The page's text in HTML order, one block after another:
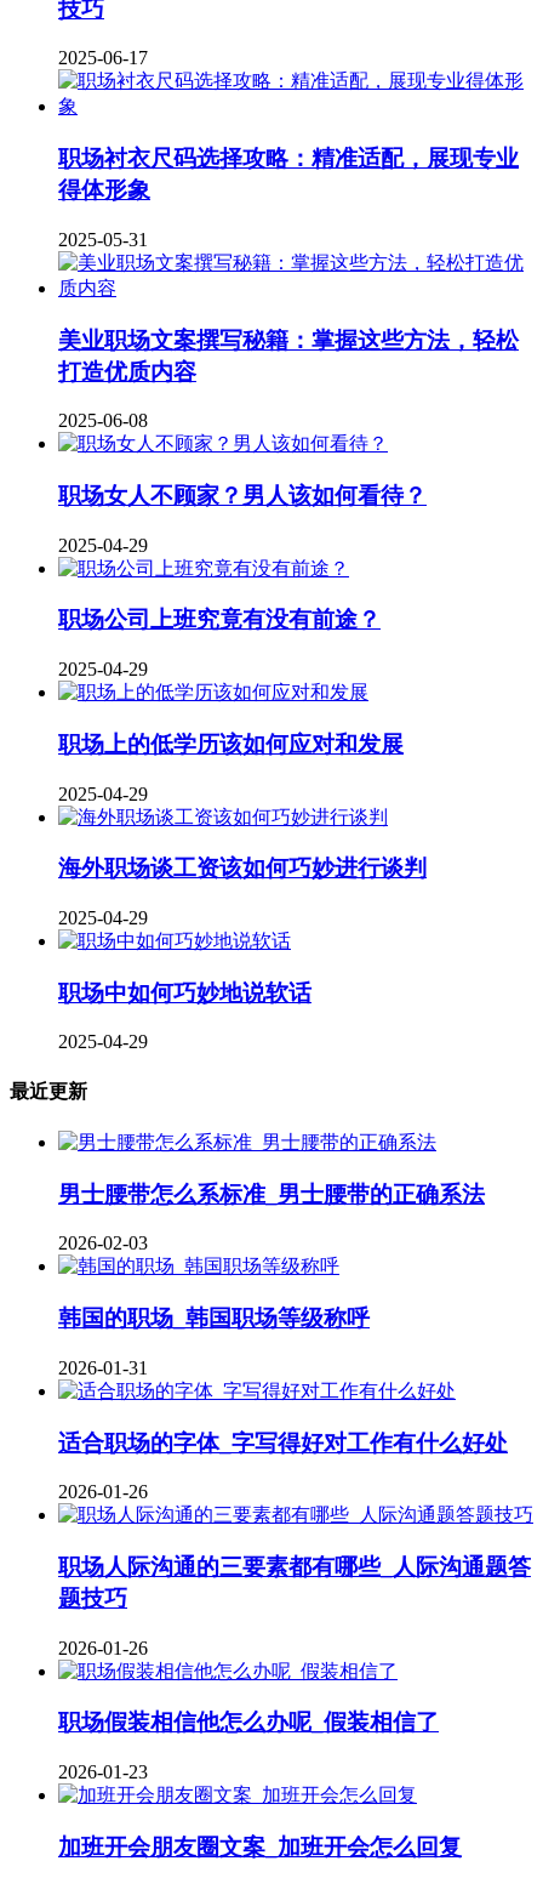
技巧
2025-06-17
职场衬衣尺码选择攻略：精准适配，展现专业
得体形象
2025-05-31
美业职场文案撰写秘籍：掌握这些方法，轻松
打造优质内容
2025-06-08
职场女人不顾家？男人该如何看待？
2025-04-29
职场公司上班究竟有没有前途？
2025-04-29
职场上的低学历该如何应对和发展
2025-04-29
海外职场谈工资该如何巧妙进行谈判
2025-04-29
职场中如何巧妙地说软话
2025-04-29
最近更新
男士腰带怎么系标准_男士腰带的正确系法
2026-02-03
韩国的职场_韩国职场等级称呼
2026-01-31
适合职场的字体_字写得好对工作有什么好处
2026-01-26
职场人际沟通的三要素都有哪些_人际沟通题答
题技巧
2026-01-26
职场假装相信他怎么办呢_假装相信了
2026-01-23
加班开会朋友圈文案_加班开会怎么回复